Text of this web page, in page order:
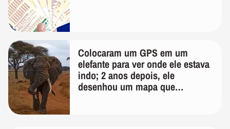
Colocaram um GPS em um
elefante para ver onde ele estava
indo; 2 anos depois, ele
desenhou um mapa que